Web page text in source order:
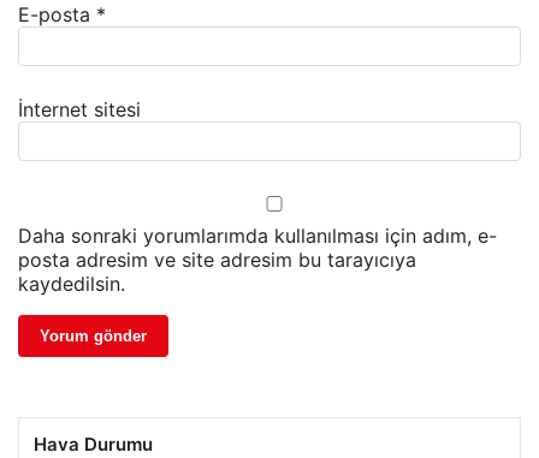
E-posta *
İnternet sitesi
Daha sonraki yorumlarımda kullanılması için adım, e-
posta adresim ve site adresim bu tarayıcıya
kaydedilsin.
Hava Durumu